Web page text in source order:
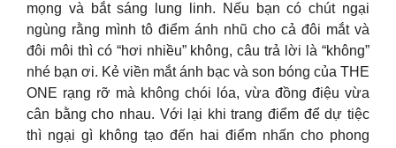
mọng và bắt sáng lung linh. Nếu bạn có chút ngại
ngùng rằng mình tô điểm ánh nhũ cho cả đôi mắt và
đôi môi thì có “hơi nhiều” không, câu trả lời là “không”
nhé bạn ơi. Kẻ viền mắt ánh bạc và son bóng của THE
ONE rạng rỡ mà không chói lóa, vừa đồng điệu vừa
cân bằng cho nhau. Với lại khi trang điểm để dự tiệc
thì ngại gì không tạo đến hai điểm nhấn cho phong